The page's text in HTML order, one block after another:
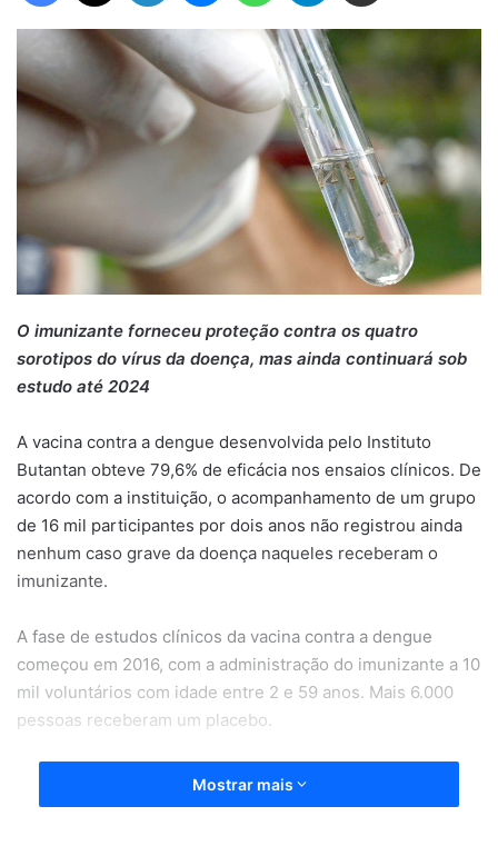
O imunizante forneceu proteção contra os quatro
sorotipos do vírus da doença, mas ainda continuará sob
estudo até 2024
A vacina contra a dengue desenvolvida pelo Instituto
Butantan obteve 79,6% de eficácia nos ensaios clínicos. De
acordo com a instituição, o acompanhamento de um grupo
de 16 mil participantes por dois anos não registrou ainda
nenhum caso grave da doença naqueles receberam o
imunizante.
A fase de estudos clínicos da vacina contra a dengue
começou em 2016, com a administração do imunizante a 10
mil voluntários com idade entre 2 e 59 anos. Mais 6.000
pessoas receberam um placebo.
A incidência de dengue sintomática entre os participantes
foi avaliada a partir dos 28 dias da imunização e continuou
Mostrar mais